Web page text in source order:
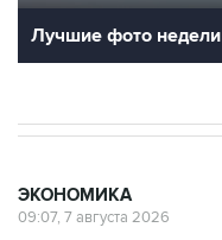
Лучшие фото недели
ЭКОНОМИКА
09:07, 7 августа 2026